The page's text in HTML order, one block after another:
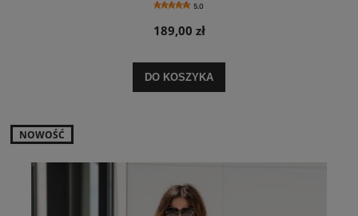
5.0
189,00 zł
DO KOSZYKA
NOWOŚĆ